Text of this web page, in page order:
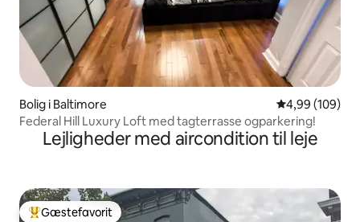
Bolig i Baltimore 4,99 ud af 5 i
4,99 (109)
Federal Hill Luxury Loft med tagterrasse ogparkering!
Lejligheder med aircondition til leje
Gæstefavorit